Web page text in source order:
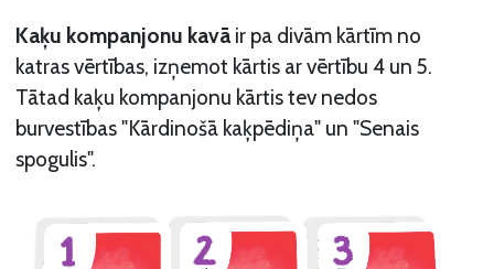
Kaķu kompanjonu kavā ir pa divām kārtīm no
katras vērtības, izņemot kārtis ar vērtību 4 un 5.
Tātad kaķu kompanjonu kārtis tev nedos
burvestības "Kārdinošā kaķpēdiņa" un "Senais
spogulis".